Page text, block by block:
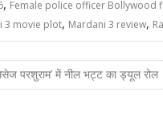
, Female police officer Bollywood
3 movie plot, Mardani 3 review,
परशुराम’ में नील भट्ट का ड्यूल रोल